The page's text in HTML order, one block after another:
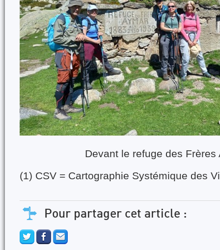
Devant le refuge des Frères
(1) CSV = Cartographie Systémique des
Pour partager cet article :